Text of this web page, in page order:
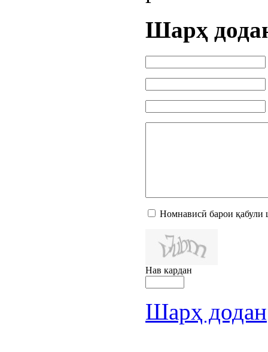
Шарҳ
Номнависӣ барои қабули
Нав кардан
Шарҳ додан